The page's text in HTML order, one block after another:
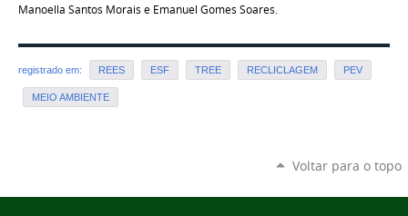
Manoella Santos Morais e Emanuel Gomes Soares.
registrado em: REES ESF TREE RECLICLAGEM PEV
MEIO AMBIENTE
Voltar para o topo